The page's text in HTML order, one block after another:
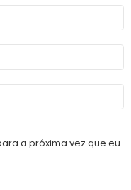
a próxima vez que eu